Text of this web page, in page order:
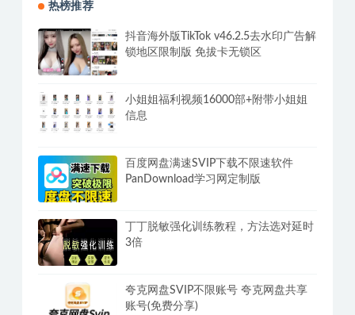
热榜推荐
抖音海外版TikTok v46.2.5去水印广告解
锁地区限制版 免拔卡无锁区
小姐姐福利视频16000部+附带小姐姐
信息
百度网盘满速SVIP下载不限速软件
PanDownload学习网定制版
丁丁脱敏强化训练教程，方法选对延时
3倍
夸克网盘SVIP不限账号 夸克网盘共享
账号(免费分享)